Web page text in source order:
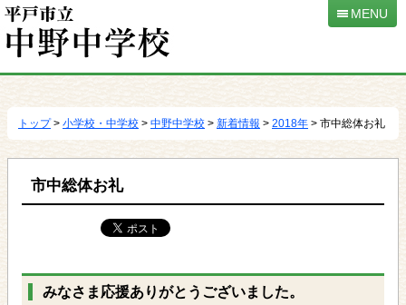
移
MENU
トップ> 小学校・中学校 > 中野中学校 > 新着情報 > 2018年 > 市中総体お礼
市中総体お礼
みなさま応援ありがとうございました。